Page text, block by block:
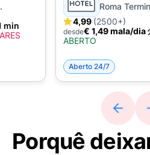
min
Roma
4,99 (2500+)
desde€ 1,49 mala/dia
ABERTO
Aberto 24/7
Porquê